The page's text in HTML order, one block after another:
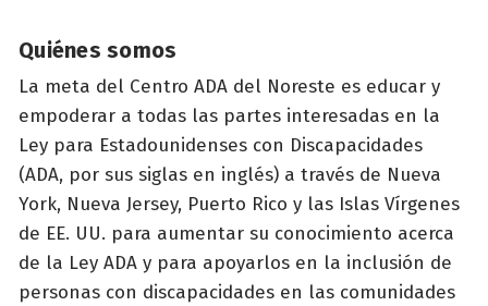
Quiénes somos
La meta del Centro ADA del Noreste es educar y
empoderar a todas las partes interesadas en la
Ley para Estadounidenses con Discapacidades
(ADA, por sus siglas en inglés) a través de Nueva
York, Nueva Jersey, Puerto Rico y las Islas Vírgenes
de EE. UU. para aumentar su conocimiento acerca
de la Ley ADA y para apoyarlos en la inclusión de
personas con discapacidades en las comunidades